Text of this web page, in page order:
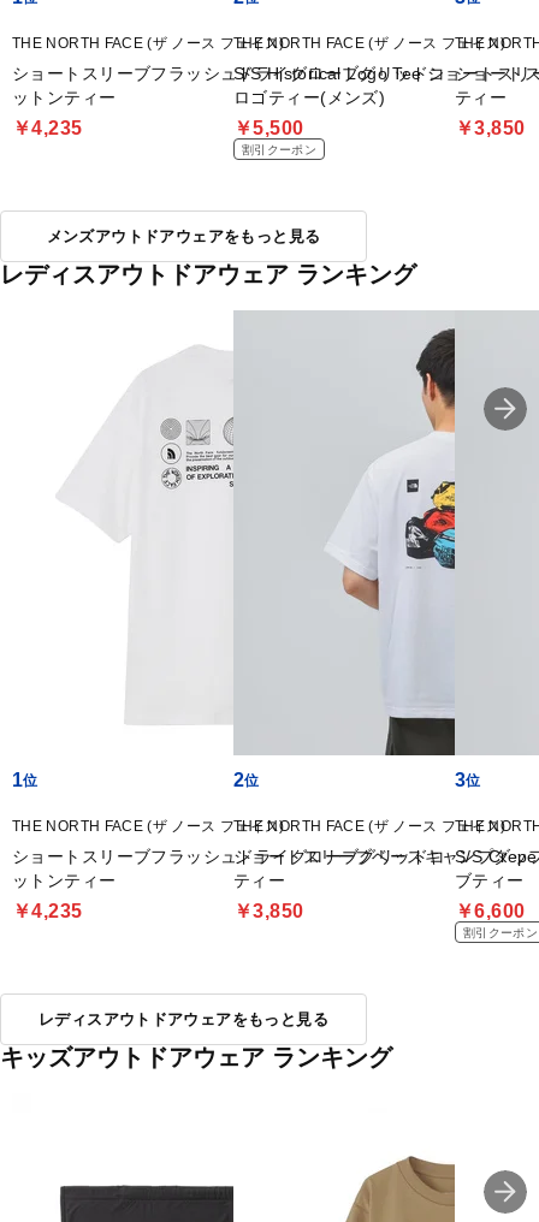
THE NORTH FACE (ザ ノース フェイス)
ショートスリーブフラッシュドライグローブグリッドコ
ットンティー
￥4,235
THE NORTH FACE (ザ ノース フェイス)
S/S Historical Logo Tee ショートスリ
ロゴティー(メンズ)
￥5,500
割引クーポン
THE
ショート
ティー
￥3,850
メンズアウトドアウェアをもっと見る
レディスアウトドアウェア ランキング
1
THE NORTH FACE (ザ ノース フェイス)
ショートスリーブフラッシュドライグローブグリッドコ
ットンティー
￥4,235
2
THE NORTH FACE (ザ ノース フェイス)
ショートスリーブベースキャンプダッ
ティー
￥3,850
3
THE
S/S
ブティー
￥6,600
割引クーポン
レディスアウトドアウェアをもっと見る
キッズアウトドアウェア ランキング